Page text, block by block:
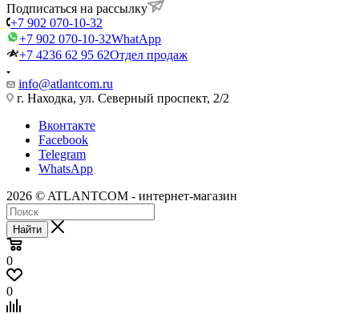
Подписаться на рассылку
+7 902 070-10-32
+7 902 070-10-32WhatApp
+7 4236 62 95 62Отдел продаж
info@atlantcom.ru
г. Находка, ул. Северный проспект, 2/2
Вконтакте
Facebook
Telegram
WhatsApp
2026 © ATLANTCOM - интернет-магазин
Найти
0
0